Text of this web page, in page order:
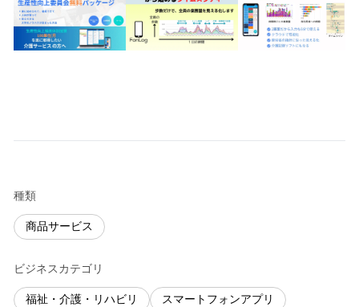
種類
商品サービス
ビジネスカテゴリ
福祉・介護・リハビリ スマートフォンアプリ